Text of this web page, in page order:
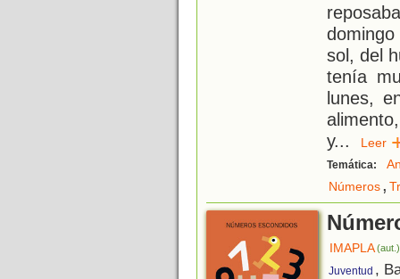
sol, del
tenía
lunes,
y...
Temática:
Números,
IMAPLA(aut.)
Juventud ,